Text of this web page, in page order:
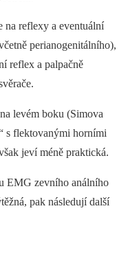
na reflexy a eventuální
perianogenitálního),
reflex a palpačně
levém boku (Simova
s flektovanými horními
jeví méně praktická.
EMG zevního análního
pak následují další